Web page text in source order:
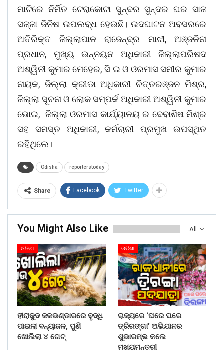
ମାଟିରେ ନିର୍ମିତ ଟେରାକୋଟା ସୁନ୍ଦର ସୁନ୍ଦର ଘର ସାଜ
ସଜ୍ଜା ଜିନିଷ ଉପଲବ୍ଧ ହେଉଛି। ଉଦଘାଟନ ଅବସରରେ
ଅତିରିକ୍ତ ଜିଲ୍ଲାପାଳ ରାଜେନ୍ଦ୍ର ମାଝୀ, ଅଞ୍ଜଳିନା
ପ୍ରଧାନ, ମୁଖ୍ୟ ଉନ୍ନୟନ ଅଧିକାରୀ ଜିଲ୍ଲାପରିଷଦ
ଅଶ୍ୱିନୀ କୁମାର ମେହେର, ସି ଇ ଓ ଓରମାସ ସମୀର କୁମାର
ନାୟକ, ଜିଲ୍ଲା କ୍ରୀଡା ଅଧିକାରୀ ଚିତ୍ତରଞ୍ଜନ ମିଶ୍ର,
ଜିଲ୍ଲା ସୂଚନା ଓ ଲୋକ ସମ୍ପର୍କ ଅଧିକାରୀ ଅଶ୍ୱିନୀ କୁମାର
ଭୋଇ, ଜିଲ୍ଲା ଓରମାସ କାର୍ଯ୍ୟାଳୟ ର ଦେବାଶିଷ ମିଶ୍ର
ସହ ସମସ୍ତ ଅଧିକାରୀ, କର୍ମଚାରୀ ପ୍ରମୁଖ ଉପସ୍ଥିତ
ରହିଥିଲେ।
Odisha reporterstoday
Share Facebook Twitter
All
You Might Also Like
ଓଡିଶା
ହୀରାକୁଦ ଜଳଭଣ୍ଡାରରେ ବୃଦ୍ଧି
ପାଇଲା ବନ୍ୟାଜଳ, ପୁଣି
ଖୋଲିଲା ୪ ଗେଟ୍
ଓଡିଶା
ରାଜ୍ୟରେ ‘ଘରେ ଘରେ
ତ୍ରିରଙ୍ଗା’ ଅଭିଯାନର
ଶୁଭାରମ୍ଭ କଲେ
ମୁଖ୍ୟମନ୍ତ୍ରୀ